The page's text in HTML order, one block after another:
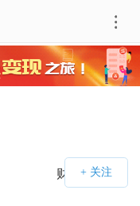
财经号APP